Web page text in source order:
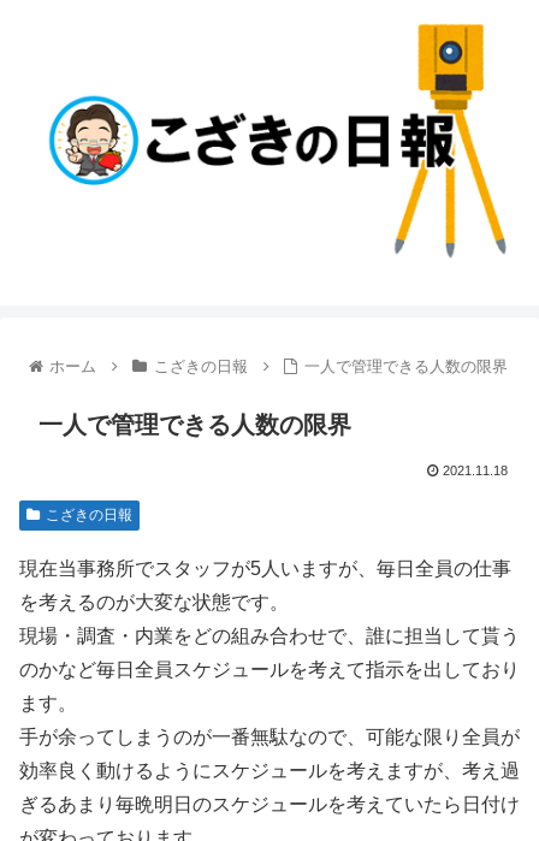
ホーム こざきの日報 一人で管理できる人数の限界
一人で管理できる人数の限界
2021.11.18
こざきの日報
現在当事務所でスタッフが5人いますが、毎日全員の仕事
を考えるのが大変な状態です。
現場・調査・内業をどの組み合わせで、誰に担当して貰う
のかなど毎日全員スケジュールを考えて指示を出しており
ます。
手が余ってしまうのが一番無駄なので、可能な限り全員が
効率良く動けるようにスケジュールを考えますが、考え過
ぎるあまり毎晩明日のスケジュールを考えていたら日付け